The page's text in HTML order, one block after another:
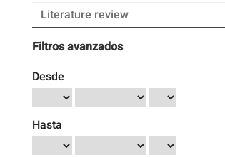
Buscar
artículos
por
Filtros avanzados
Desde
Hasta